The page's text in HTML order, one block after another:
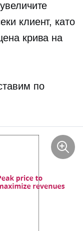
клиент, като
крива на
по